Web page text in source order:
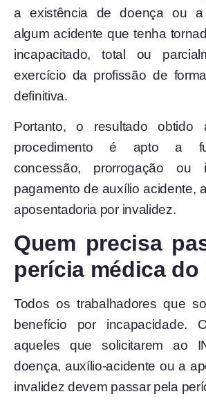
a existência de doença ou a
algum acidente que tenha
incapacitado, total ou
exercício da profissão de
definitiva.
Portanto, o resultado obtido
procedimento é apto a
concessão, prorrogação ou
pagamento de auxílio acidente,
aposentadoria por invalidez.
Quem precisa
perícia médica do
Todos os trabalhadores que
benefício por incapacidade.
aqueles que solicitarem ao
doença, auxílio-acidente ou a
invalidez devem passar pela